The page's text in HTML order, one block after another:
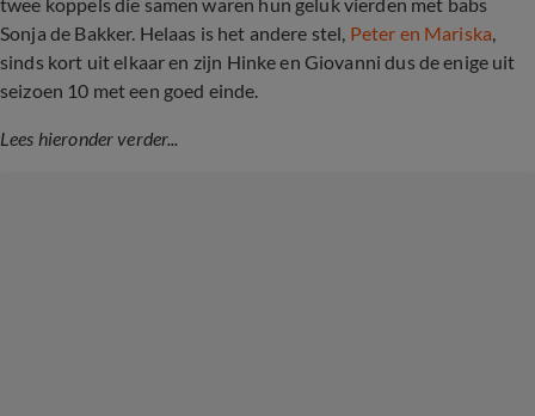
Sonja de Bakker. Helaas is het andere stel, Peter en Mariska,
sinds kort uit elkaar en zijn Hinke en Giovanni dus de enige uit
seizoen 10 met een goed einde.
Lees hieronder verder...